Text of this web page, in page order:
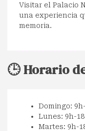
Visitar el Palacio
una experiencia
memoria.
🕒 Horario
Domingo:
Lunes: 9h-
Martes: 9h-